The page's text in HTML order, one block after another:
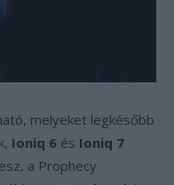
melyeket legkésőbb
Ioniq 6 és Ioniq 7
a Prophecy